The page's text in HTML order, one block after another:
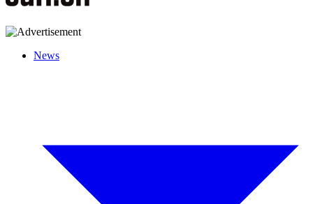
News